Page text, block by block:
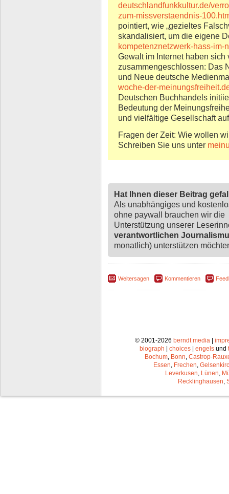
deutschlandfunkkultur.de/
zum-missverstaendnis-
pointiert, wie „gezieltes
skandalisiert, um die eigene
kompetenznetzwerk-hass-im-
Gewalt im Internet haben sich
zusammengeschlossen: Das
und Neue deutsche
woche-der-
Deutschen Buchhandels
Bedeutung der
und vielfältige Gesellschaft
Fragen der Zeit: Wie wollen
Schreiben Sie uns unter
Hat Ihnen dieser Beitrag
Als unabhängiges und
ohne paywall brauchen wir die
Unterstützung unserer
verantwortlichen
monatlich) unterstützen
Weitersagen Kommentieren
© 2001-2026 berndt media|
biograph | choices | engels und
Bochum, Bonn, Castrop-
Essen, Frechen,
Leverkusen, Lünen,
Recklinghausen,